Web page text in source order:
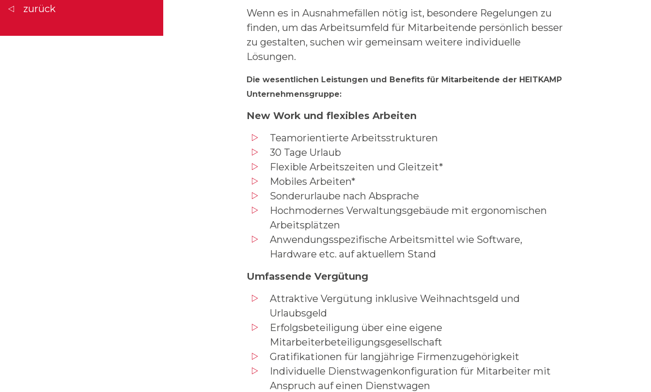
zurück
Wenn es in Ausnahmefällen nötig ist, besondere Regelungen zu
finden, um das Arbeitsumfeld für Mitarbeitende persönlich besser
zu gestalten, suchen wir gemeinsam weitere individuelle
Lösungen.
Die wesentlichen Leistungen und Benefits für Mitarbeitende der HEITKAMP
Unternehmensgruppe:
New Work und flexibles Arbeiten
Teamorientierte Arbeitsstrukturen
30 Tage Urlaub
Flexible Arbeitszeiten und Gleitzeit*
Mobiles Arbeiten*
Sonderurlaube nach Absprache
Hochmodernes Verwaltungsgebäude mit ergonomischen
Arbeitsplätzen
Anwendungsspezifische Arbeitsmittel wie Software,
Hardware etc. auf aktuellem Stand
Umfassende Vergütung
Attraktive Vergütung inklusive Weihnachtsgeld und
Urlaubsgeld
Erfolgsbeteiligung über eine eigene
Mitarbeiterbeteiligungsgesellschaft
Gratifikationen für langjährige Firmenzugehörigkeit
Individuelle Dienstwagenkonfiguration für Mitarbeiter mit
Anspruch auf einen Dienstwagen